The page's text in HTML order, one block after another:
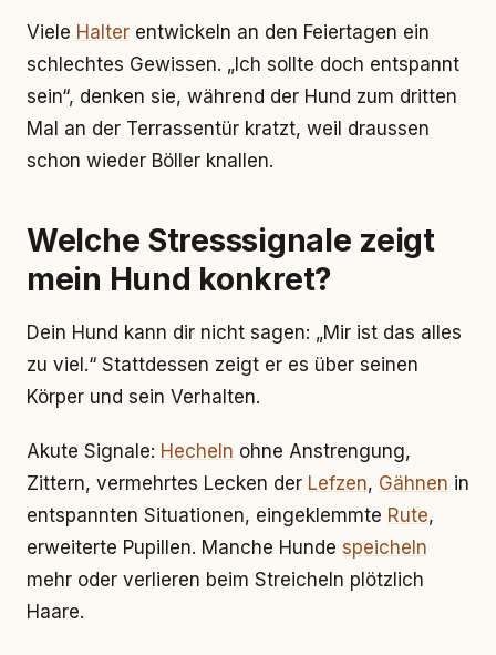
Viele Halter entwickeln an den Feiertagen ein
schlechtes Gewissen. „Ich sollte doch entspannt
sein“, denken sie, während der Hund zum dritten
Mal an der Terrassentür kratzt, weil draussen
schon wieder Böller knallen.
Welche Stresssignale zeigt
mein Hund konkret?
Dein Hund kann dir nicht sagen: „Mir ist das alles
zu viel.“ Stattdessen zeigt er es über seinen
Körper und sein Verhalten.
Akute Signale: Hecheln ohne Anstrengung,
Zittern, vermehrtes Lecken der Lefzen, Gähnen in
entspannten Situationen, eingeklemmte Rute,
erweiterte Pupillen. Manche Hunde speicheln
mehr oder verlieren beim Streicheln plötzlich
Haare.